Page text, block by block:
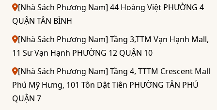
[Nhà Sách Phương Nam] 44 Hoàng Việt PHƯỜNG 4
QUẬN TÂN BÌNH
[Nhà Sách Phương Nam] Tầng 3,TTM Vạn Hạnh Mall,
11 Sư Vạn Hạnh PHƯỜNG 12 QUẬN 10
[Nhà Sách Phương Nam] Tầng 4, TTTM Crescent Mall
Phú Mỹ Hưng, 101 Tôn Dật Tiên PHƯỜNG TÂN PHÚ
QUẬN 7